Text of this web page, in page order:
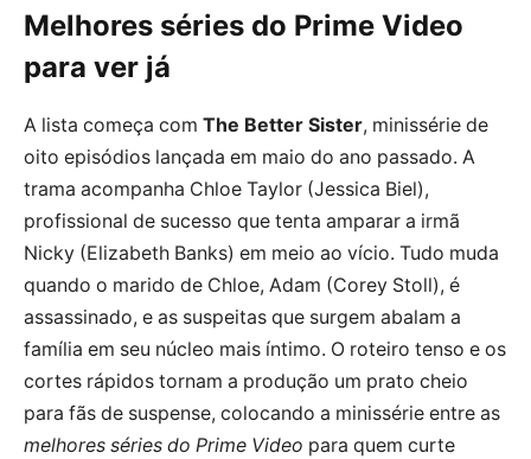
Melhores séries do Prime Video
para ver já
A lista começa com The Better Sister, minissérie de
oito episódios lançada em maio do ano passado. A
trama acompanha Chloe Taylor (Jessica Biel),
profissional de sucesso que tenta amparar a irmã
Nicky (Elizabeth Banks) em meio ao vício. Tudo muda
quando o marido de Chloe, Adam (Corey Stoll), é
assassinado, e as suspeitas que surgem abalam a
família em seu núcleo mais íntimo. O roteiro tenso e os
cortes rápidos tornam a produção um prato cheio
para fãs de suspense, colocando a minissérie entre as
melhores séries do Prime Video para quem curte